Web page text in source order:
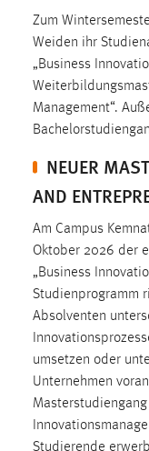
Zum
Weiden ihr
„Business
Management“.
NEUER
AND
Am Campus
Oktober 2026 der
„Business
Studienprogramm
Absolventen
umsetzen oder
Unternehmen
Studierende
fe_user,
Zweck:
Dieser Cookie
Cookie
STATISTIK
Statistik
Diese
unsere
Matomo
Name:
_pk_ref,
Zweck: